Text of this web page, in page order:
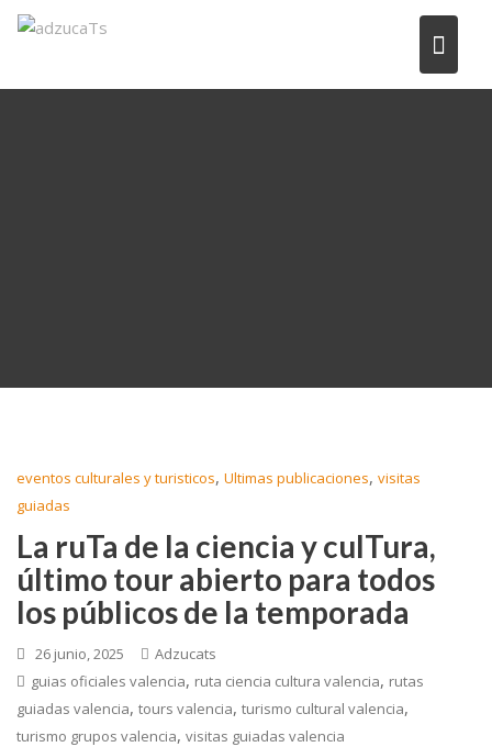
eventos culturales y turisticos, Ultimas publicaciones, visitas
guiadas
La ruTa de la ciencia y culTura,
último tour abierto para todos
los públicos de la temporada
26 junio, 2025
Adzucats
guias oficiales valencia, ruta ciencia cultura valencia, rutas
guiadas valencia, tours valencia, turismo cultural valencia,
turismo grupos valencia, visitas guiadas valencia